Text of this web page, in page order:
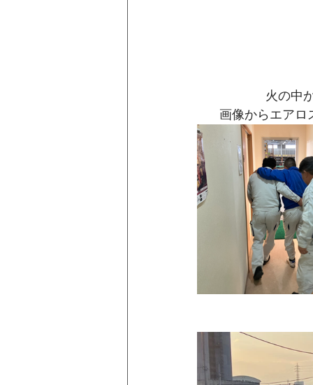
火の中
画像からエアロ